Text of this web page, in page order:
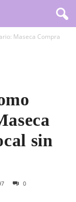
Maseca Compra
sin
0